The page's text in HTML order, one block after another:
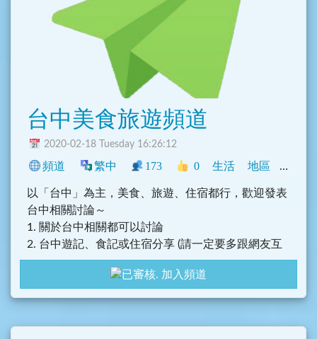
台中美食旅遊頻道
2020-02-18 Tuesday 16:26:12
頻道 繁中 173 0 生活 地區 臺灣
以「台中」為主，美食、旅遊、住宿都行，歡迎發表
台中相關討論～
1. 關於台中相關都可以討論
2. 台中遊記、食記或住宿分享 (請一定要多跟網友互
動)
3. 台中各種必吃美食、必買伴手禮等
4. 最新活動、店家優惠
等，方便後面使用者查詢
加入頻道